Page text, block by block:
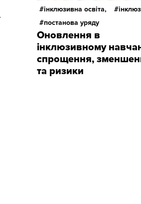
інклюзивна освіта,
постанова уряду
Оновлення в
інклюзивному
спрощення,
та ризики